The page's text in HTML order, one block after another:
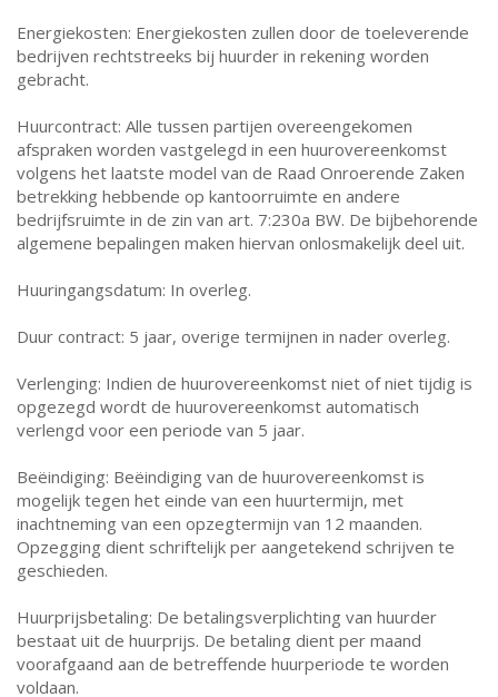
Energiekosten: Energiekosten zullen door de toeleverende
bedrijven rechtstreeks bij huurder in rekening worden
gebracht.
Huurcontract: Alle tussen partijen overeengekomen
afspraken worden vastgelegd in een huurovereenkomst
volgens het laatste model van de Raad Onroerende Zaken
betrekking hebbende op kantoorruimte en andere
bedrijfsruimte in de zin van art. 7:230a BW. De bijbehorende
algemene bepalingen maken hiervan onlosmakelijk deel uit.
Huuringangsdatum: In overleg.
Duur contract: 5 jaar, overige termijnen in nader overleg.
Verlenging: Indien de huurovereenkomst niet of niet tijdig is
opgezegd wordt de huurovereenkomst automatisch
verlengd voor een periode van 5 jaar.
Beëindiging: Beëindiging van de huurovereenkomst is
mogelijk tegen het einde van een huurtermijn, met
inachtneming van een opzegtermijn van 12 maanden.
Opzegging dient schriftelijk per aangetekend schrijven te
geschieden.
Huurprijsbetaling: De betalingsverplichting van huurder
bestaat uit de huurprijs. De betaling dient per maand
voorafgaand aan de betreffende huurperiode te worden
voldaan.